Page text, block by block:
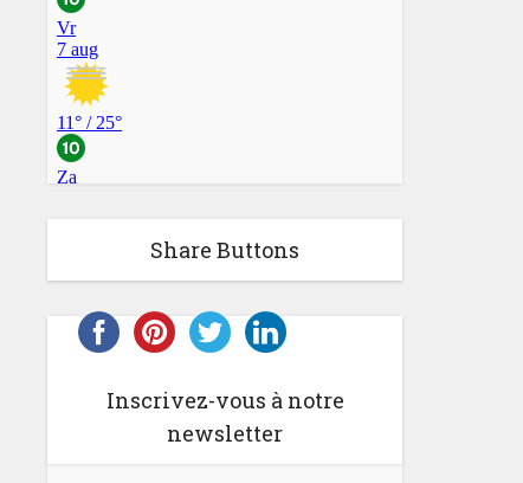
Share Buttons
Inscrivez-vous à notre
newsletter